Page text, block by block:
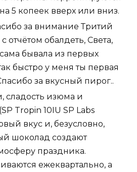
5 копеек вверх или вниз.
за внимание Тритий
отчётом обалдеть, Света,
бывала из первых
быстро у меня ты первая
за вкусный пирог..
сладость изюма и
Tropin 10IU SP Labs
вкус и, безусловно,
шоколад создают
праздника.
ежеквартально, а